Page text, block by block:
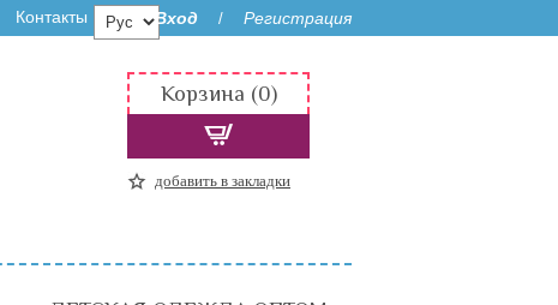
Контакты Вход / Регистрация
Корзина (0)
добавить в закладки